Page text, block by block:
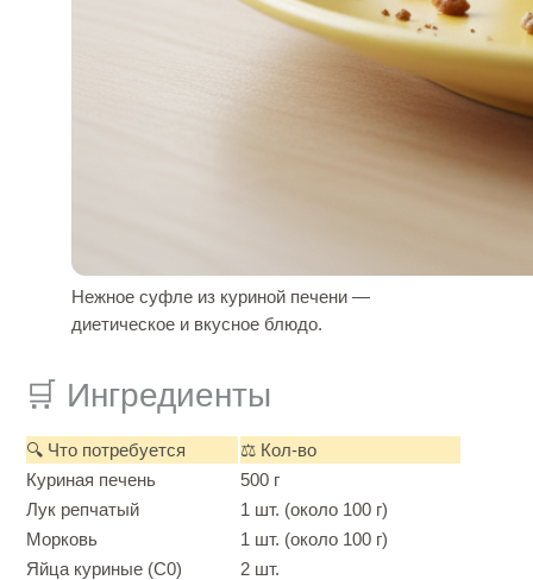
Нежное суфле из куриной печени —
диетическое и вкусное блюдо.
🛒 Ингредиенты
🔍 Что потребуется
⚖️ Кол-во
Куриная печень
500 г
Лук репчатый
1 шт. (около 100 г)
Морковь
1 шт. (около 100 г)
Яйца куриные (С0)
2 шт.